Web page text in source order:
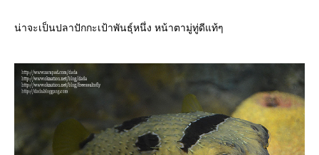
น่าจะเป็นปลาปักกะเป้าพันธุ์หนึ่ง หน้าตามู่ทู่ดีแท้ๆ